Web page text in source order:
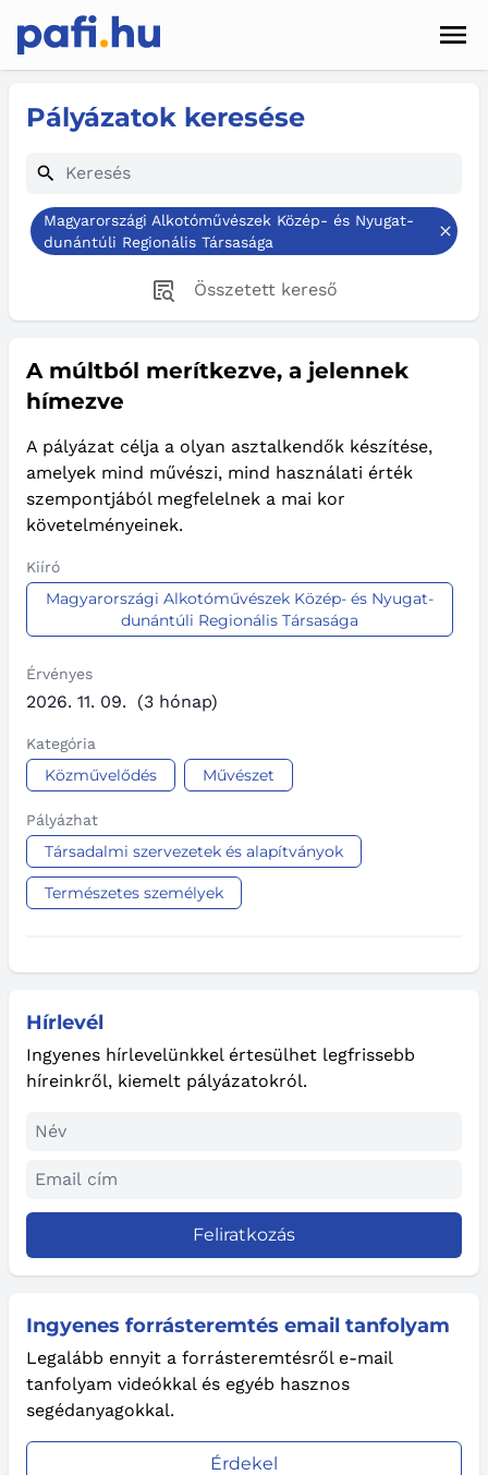
Kapcsolat
Hírlevél
Ingyenes hírlevelünkkel értesülhet legfrissebb
híreinkről, kiemelt pályázatokról.
Feliratkozás
Ingyenes forrásteremtés email tanfolyam
Legalább ennyit a forrásteremtésről e-mail
tanfolyam videókkal és egyéb hasznos
segédanyagokkal.
Érdekel
Pályázatok keresése
Magyarországi Alkotóművészek Közép- és Nyugat-
dunántúli Regionális Társasága
Összetett kereső
A múltból merítkezve, a jelennek
hímezve
A pályázat célja a olyan asztalkendők készítése,
amelyek mind művészi, mind használati érték
szempontjából megfelelnek a mai kor
követelményeinek.
Kiíró
Magyarországi Alkotóművészek Közép- és Nyugat-
dunántúli Regionális Társasága
Érvényes
2026. 11. 09. (3 hónap)
Kategória
Közművelődés Művészet
Pályázhat
Társadalmi szervezetek és alapítványok
Természetes személyek